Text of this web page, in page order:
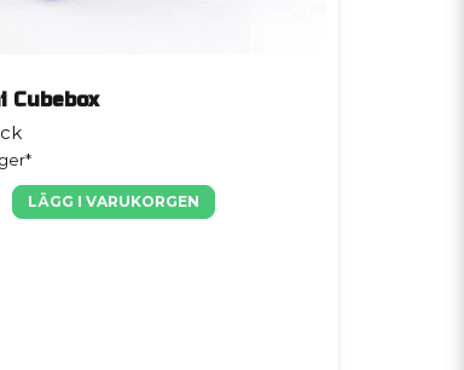
Cubebox
LÄGG I VARUKORGEN